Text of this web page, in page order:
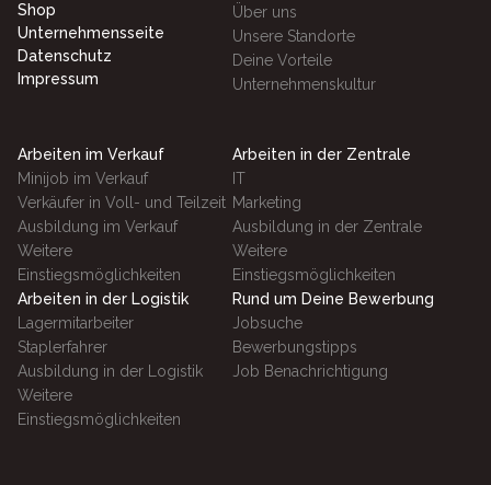
Shop
Unternehmensseite
Datenschutz
Impressum
Über uns
Unsere Standorte
Deine Vorteile
Unternehmenskultur
Arbeiten im Verkauf
Minijob im Verkauf
Verkäufer in Voll- und Teilzeit
Ausbildung im Verkauf
Weitere
Einstiegsmöglichkeiten
Arbeiten in der Zentrale
IT
Marketing
Ausbildung in der Zentrale
Weitere
Einstiegsmöglichkeiten
Arbeiten in der Logistik
Lagermitarbeiter
Staplerfahrer
Ausbildung in der Logistik
Weitere
Einstiegsmöglichkeiten
Rund um Deine Bewerbung
Jobsuche
Bewerbungstipps
Job Benachrichtigung